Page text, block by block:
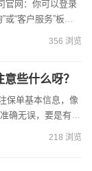
“客户服务”板
就能查询...
356 浏览
些什么呀？
确无误，要是有信
险责任和免责...
218 浏览